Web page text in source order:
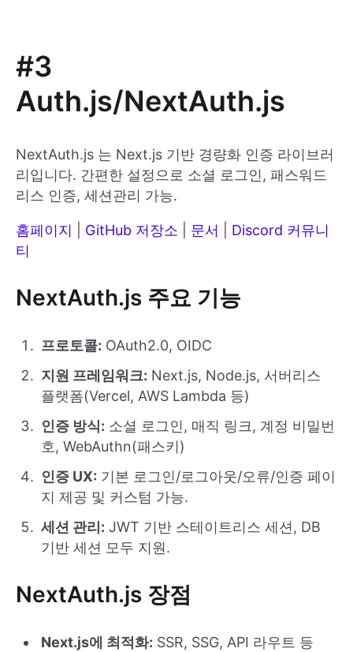
#3
Auth.js/NextAuth.js
NextAuth.js 는 Next.js 기반 경량화 인증 라이브러
리입니다. 간편한 설정으로 소셜 로그인, 패스워드
리스 인증, 세션관리 가능.
홈페이지 GitHub 저장소 문서
Discord 커뮤니
티
NextAuth.js 주요 기능
프로토콜: OAuth2.0, OIDC
지원 프레임워크: Next.js, Node.js, 서버리스
플랫폼(Vercel, AWS Lambda 등)
인증 방식: 소셜 로그인, 매직 링크, 계정 비밀번
호, WebAuthn(패스키)
인증 UX: 기본 로그인/로그아웃/오류/인증 페이
지 제공 및 커스텀 가능.
세션 관리: JWT 기반 스테이트리스 세션, DB
기반 세션 모두 지원.
NextAuth.js 장점
Next.js에 최적화: SSR, SSG, API 라우트 등